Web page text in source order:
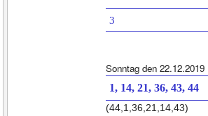
3
Sonntag den 22.12.2019
1, 14, 21, 36, 43, 44
(44,1,36,21,14,43)